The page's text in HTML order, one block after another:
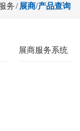
务 /展商/产品查询
展商服务系统